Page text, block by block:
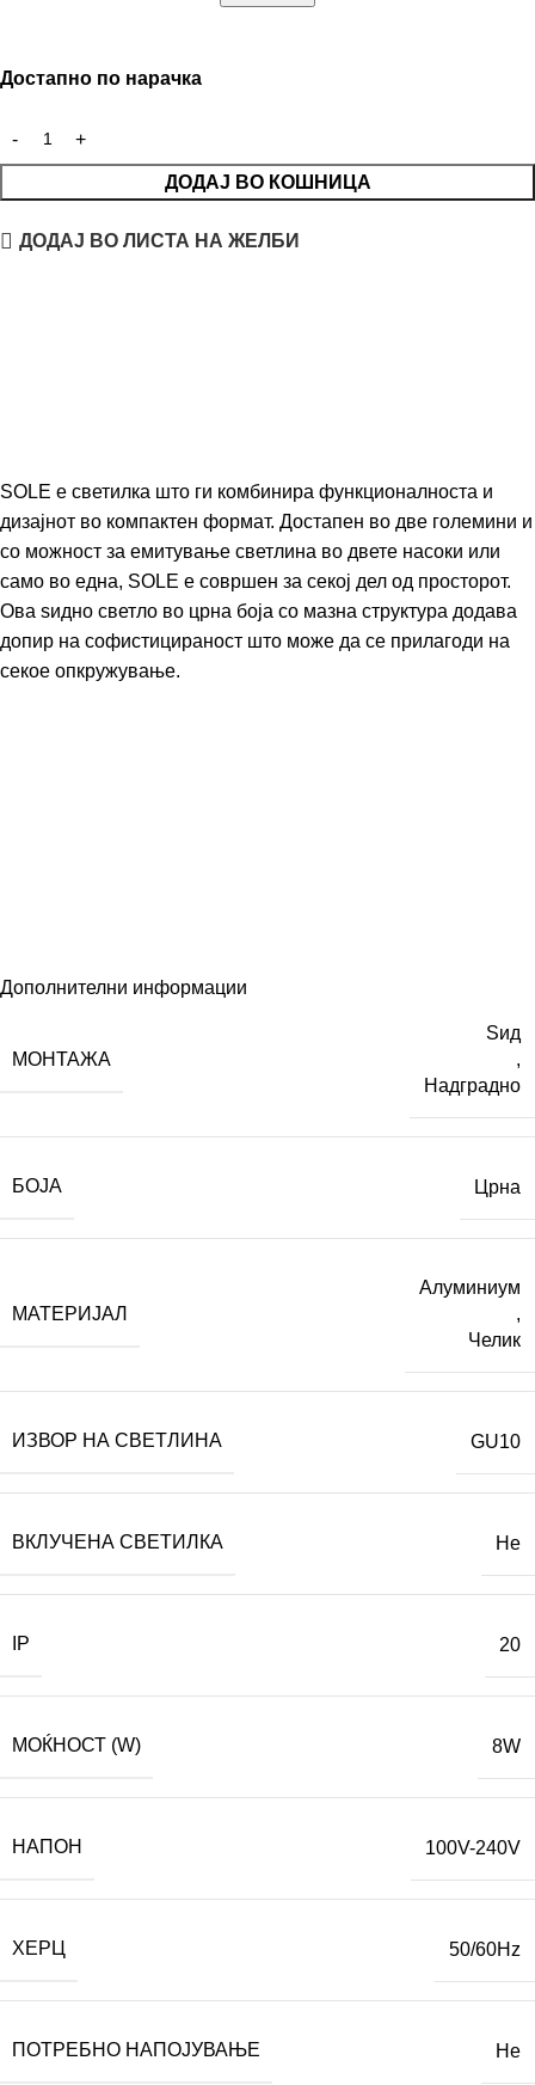
Достапно по нарачка
ДОДАЈ ВО КОШНИЦА
ДОДАЈ ВО ЛИСТА НА ЖЕЛБИ
SOLE е светилка што ги комбинира функционалноста и
дизајнот во компактен формат. Достапен во две големини и
со можност за емитување светлина во двете насоки или
само во една, SOLE е совршен за секој дел од просторот.
Ова ѕидно светло во црна боја со мазна структура додава
допир на софистицираност што може да се прилагоди на
секое опкружување.
Дополнителни информации
МОНТАЖА
Ѕид
,
Надградно
БОЈА Црна
МАТЕРИЈАЛ
Алуминиум
,
Челик
ИЗВОР НА СВЕТЛИНА GU10
ВКЛУЧЕНА СВЕТИЛКА Не
IP 20
МОЌНОСТ (W) 8W
НАПОН 100V-240V
ХЕРЦ 50/60Hz
ПОТРЕБНО НАПОЈУВАЊЕ Не